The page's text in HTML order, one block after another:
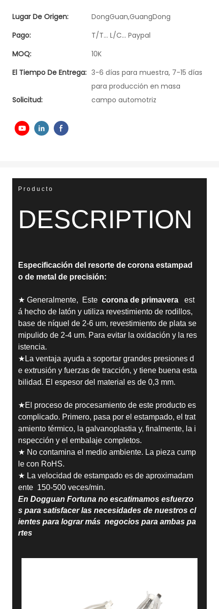
Lugar De Origen:
DongGuan,GuangDong
Pago:
T/T... L/C... Paypal
MOQ:
10K
El Tiempo De Entrega: 3-6 días para muestra, 7-15 días
para producción en masa
Solicitud:
campo automotriz
Producto
DESCRIPTION
Especificación del resorte de corona estampad
o de metal de precisión:
★ Generalmente, Este corona de primavera
est
á hecho de latón y utiliza revestimiento de rodillos,
base de níquel de 2-6 um, revestimiento de plata se
mipulido de 2-4 um. Para evitar la oxidación y la res
istencia.
★La ventaja ayuda a soportar grandes presiones d
e extrusión y fuerzas de tracción, y tiene buena esta
bilidad. El espesor del material es de 0,3 mm.
★El proceso de procesamiento de este producto es
complicado. Primero, pasa por el estampado, el trat
amiento térmico, la galvanoplastia y, finalmente, la i
nspección y el embalaje completos.
★ No contamina el medio ambiente. La pieza cump
le con RoHS.
★ La velocidad de estampado es de aproximadam
ente 150-500 veces/min.
En Dogguan Fortuna no escatimamos esfuerzo
s para satisfacer las necesidades de nuestros cl
ientes para lograr más negocios para ambas pa
rtes